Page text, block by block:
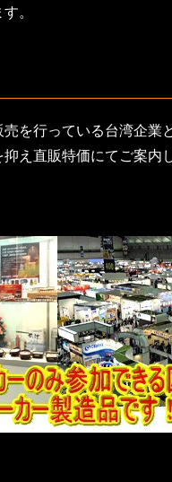
。
を行っている台湾企
え直販特価にてご案